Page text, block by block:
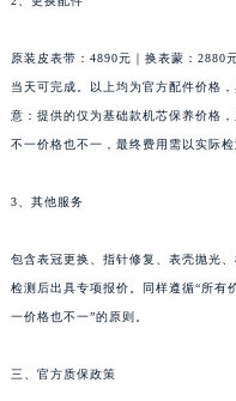
原装皮表带：4890元｜换表蒙：2880
当天可完成。以上均为官方配件价格
意：提供的仅为基础款机芯保养价格
不一价格也不一，最终费用需以实际检
3、其他服务
包含表冠更换、指针修复、表壳抛光
检测后出具专项报价。同样遵循“所有
一价格也不一”的原则。
三、官方质保政策